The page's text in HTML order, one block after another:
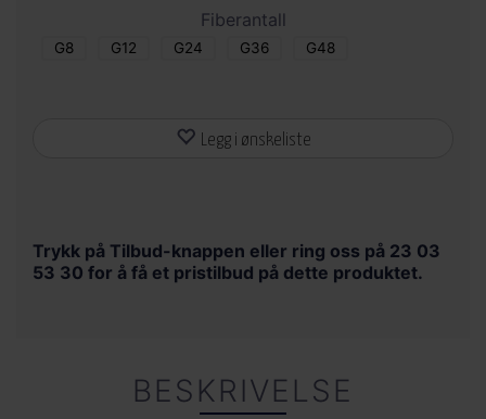
Fiberantall
G8 G12 G24 G36 G48
Legg i ønskeliste
Trykk på Tilbud-knappen eller ring oss på 23 03
53 30 for å få et pristilbud på dette produktet.
BESKRIVELSE